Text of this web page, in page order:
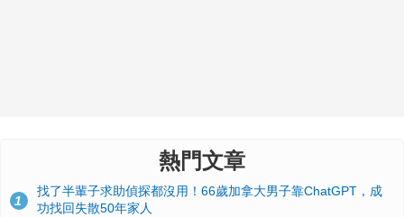
熱門文章
1
找了半輩子求助偵探都沒用！66歲加拿大男子靠ChatGPT，成
功找回失散50年家人